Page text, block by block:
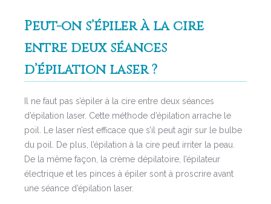
Peut-on s’épiler à la cire
entre deux séances
d’épilation laser ?
Il ne faut pas s’épiler à la cire entre deux séances
d’épilation laser. Cette méthode d’épilation arrache le
poil. Le laser n’est efficace que s’il peut agir sur le bulbe
du poil. De plus, l’épilation à la cire peut irriter la peau.
De la même façon, la crème dépilatoire, l’épilateur
électrique et les pinces à épiler sont à proscrire avant
une séance d’épilation laser.